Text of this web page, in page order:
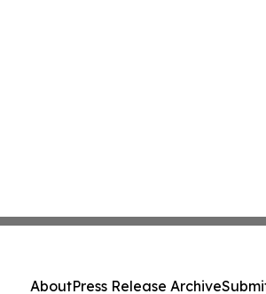
AboutPress Release Archive